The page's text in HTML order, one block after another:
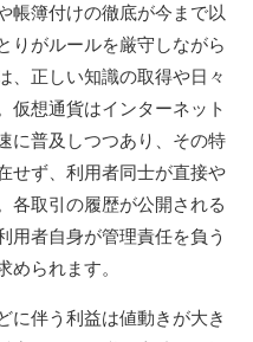
帳簿付けの徹底が今まで以
りがルールを厳守しながら
、正しい知識の取得や日々
仮想通貨はインターネット
に普及しつつあり、その特
せず、利用者同士が直接や
各取引の履歴が公開される
用者自身が管理責任を負う
られます。
に伴う利益は値動きが大き